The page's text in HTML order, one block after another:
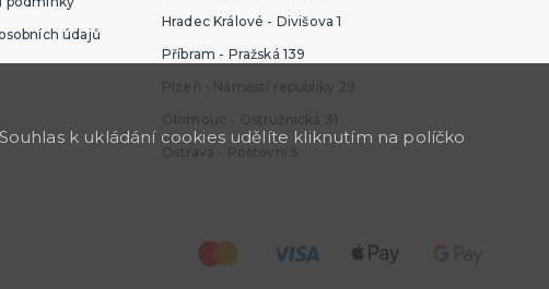
údajů
Hradec Králové - Divišova 1
Příbram - Pražská 139
Plzeň - Náměstí republiky 29
Olomouc - Ostružnická 31
Ostrava - Poštovní 5
k ukládání cookies udělíte kliknutím na políčko